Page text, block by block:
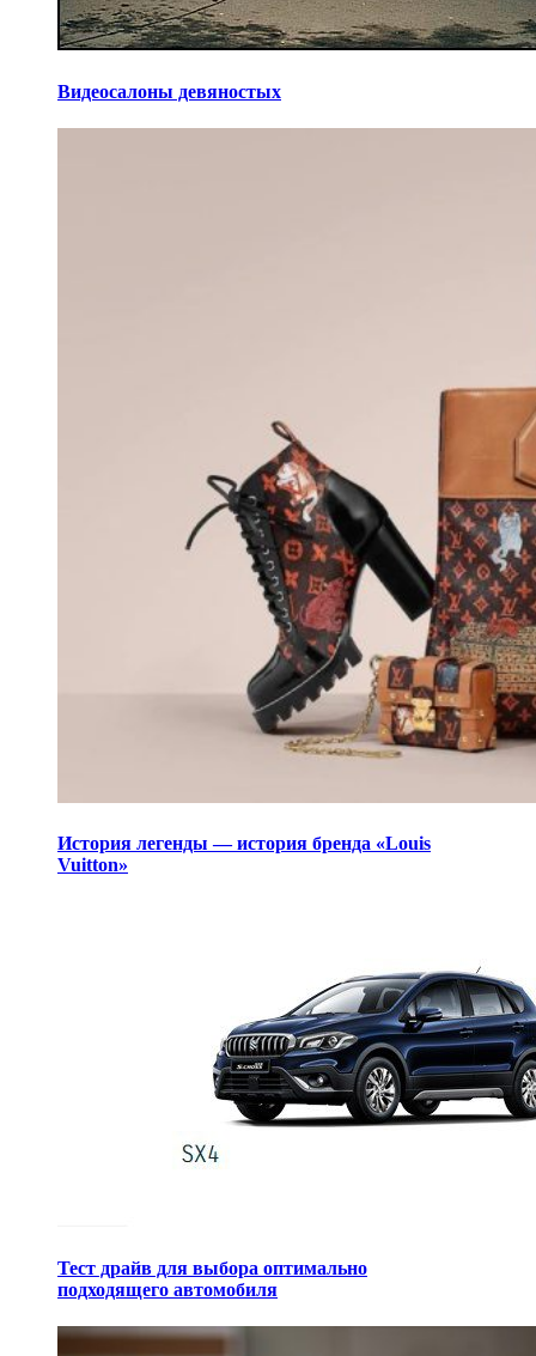
Видеосалоны девяностых
История легенды — история бренда «Louis
Vuitton»
Тест драйв для выбора оптимально
подходящего автомобиля